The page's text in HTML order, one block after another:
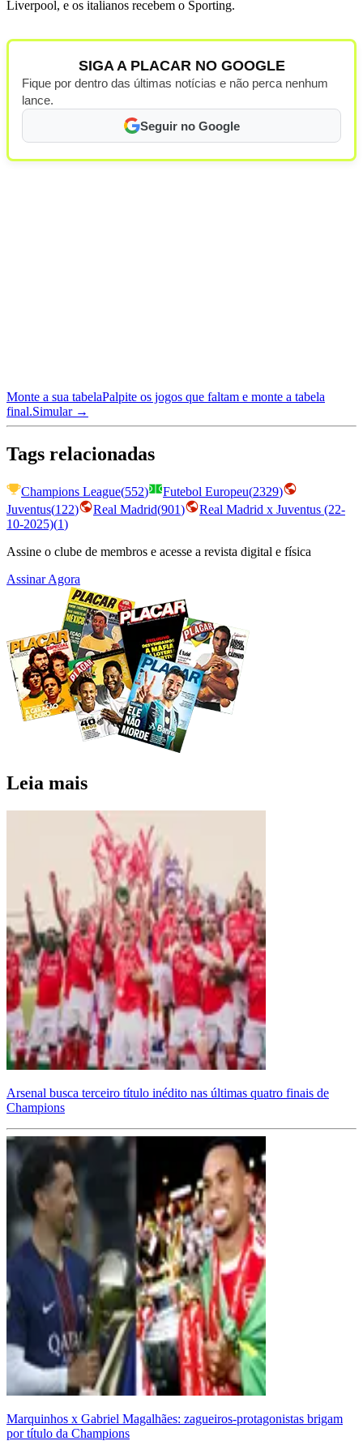
Liverpool, e os italianos recebem o Sporting.
SIGA A PLACAR NO GOOGLE
Fique por dentro das últimas notícias e não perca nenhum
lance.
Seguir no Google
Monte a sua tabelaPalpite os jogos que faltam e monte a tabela
final.Simular →
Tags relacionadas
Champions League(552) Futebol Europeu(2329)
Juventus(122) Real Madrid(901)
Real Madrid x Juventus (22-
10-2025)(1)
Assine o clube de membros e acesse a revista digital e física
Assinar Agora
Leia mais
Arsenal busca terceiro título inédito nas últimas quatro finais de
Champions
Marquinhos x Gabriel Magalhães: zagueiros-protagonistas brigam
por título da Champions